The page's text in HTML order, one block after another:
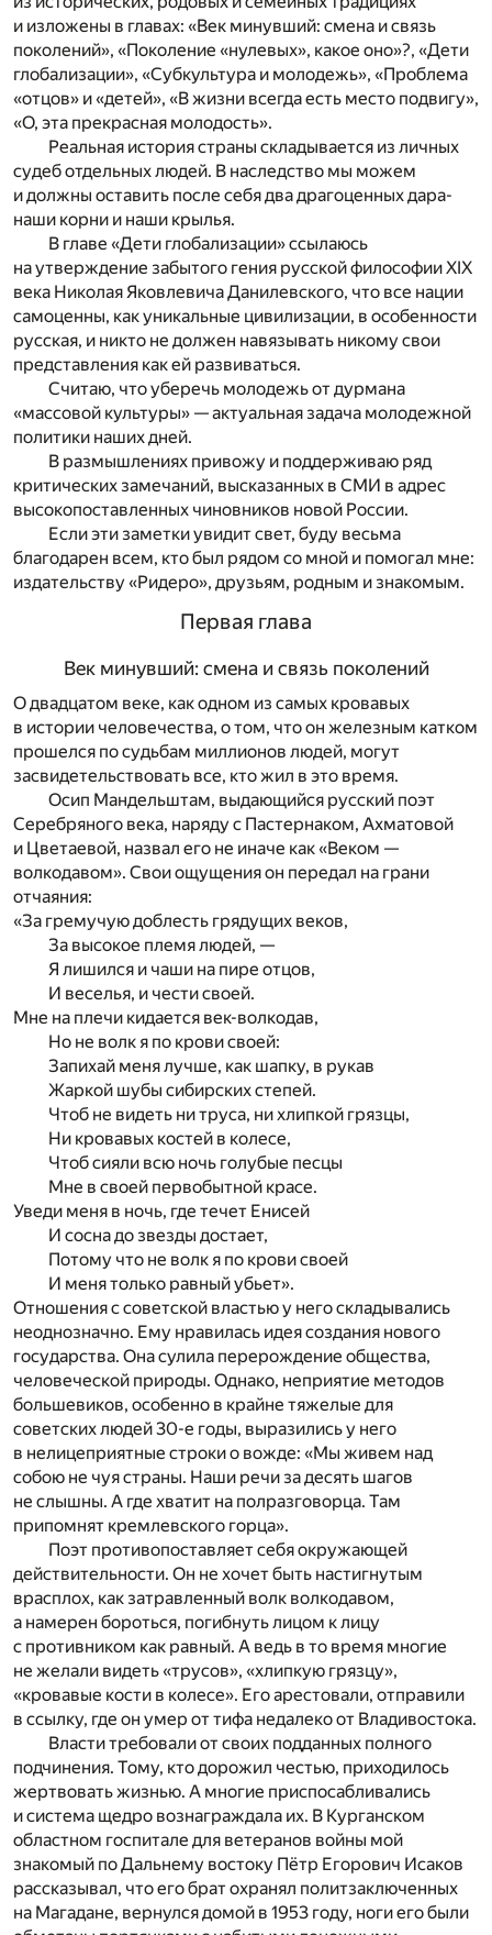
и изложены в главах: «Век минувший: смена и связь
поколений», «Поколение «нулевых», какое оно»?, «Дети
глобализации», «Субкультура и молодежь», «Проблема
«отцов» и «детей», «В жизни всегда есть место подвигу»,
«О, эта прекрасная молодость».
Реальная история страны складывается из личных
судеб отдельных людей. В наследство мы можем
и должны оставить после себя два драгоценных дара-
наши корни и наши крылья.
В главе «Дети глобализации» ссылаюсь
на утверждение забытого гения русской философии XIX
века Николая Яковлевича Данилевского, что все нации
самоценны, как уникальные цивилизации, в особенности
русская, и никто не должен навязывать никому свои
представления как ей развиваться.
Считаю, что уберечь молодежь от дурмана
«массовой культуры» — актуальная задача молодежной
политики наших дней.
В размышлениях привожу и поддерживаю ряд
критических замечаний, высказанных в СМИ в адрес
высокопоставленных чиновников новой России.
Если эти заметки увидит свет, буду весьма
благодарен всем, кто был рядом со мной и помогал мне:
издательству «Ридеро», друзьям, родным и знакомым.
Первая глава
Век минувший: смена и связь поколений
О двадцатом веке, как одном из самых кровавых
в истории человечества, о том, что он железным катком
прошелся по судьбам миллионов людей, могут
засвидетельствовать все, кто жил в это время.
Осип Мандельштам, выдающийся русский поэт
Серебряного века, наряду с Пастернаком, Ахматовой
и Цветаевой, назвал его не иначе как «Веком —
волкодавом». Свои ощущения он передал на грани
отчаяния:
«За гремучую доблесть грядущих веков,
За высокое племя людей, —
Я лишился и чаши на пире отцов,
И веселья, и чести своей.
Мне на плечи кидается век-волкодав,
Но не волк я по крови своей:
Запихай меня лучше, как шапку, в рукав
Жаркой шубы сибирских степей.
Чтоб не видеть ни труса, ни хлипкой грязцы,
Ни кровавых костей в колесе,
Чтоб сияли всю ночь голубые песцы
Мне в своей первобытной красе.
Уведи меня в ночь, где течет Енисей
И сосна до звезды достает,
Потому что не волк я по крови своей
И меня только равный убьет».
Отношения с советской властью у него складывались
неоднозначно. Ему нравилась идея создания нового
государства. Она сулила перерождение общества,
человеческой природы. Однако, неприятие методов
большевиков, особенно в крайне тяжелые для
советских людей 30-е годы, выразились у него
в нелицеприятные строки о вожде: «Мы живем над
собою не чуя страны. Наши речи за десять шагов
не слышны. А где хватит на полразговорца. Там
припомнят кремлевского горца».
Поэт противопоставляет себя окружающей
действительности. Он не хочет быть настигнутым
врасплох, как затравленный волк волкодавом,
а намерен бороться, погибнуть лицом к лицу
с противником как равный. А ведь в то время многие
не желали видеть «трусов», «хлипкую грязцу»,
«кровавые кости в колесе». Его арестовали, отправили
в ссылку, где он умер от тифа недалеко от Владивостока.
Власти требовали от своих подданных полного
подчинения. Тому, кто дорожил честью, приходилось
жертвовать жизнью. А многие приспосабливались
и система щедро вознаграждала их. В Курганском
областном госпитале для ветеранов войны мой
знакомый по Дальнему востоку Пётр Егорович Исаков
рассказывал, что его брат охранял политзаключенных
на Магадане, вернулся домой в 1953 году, ноги его были